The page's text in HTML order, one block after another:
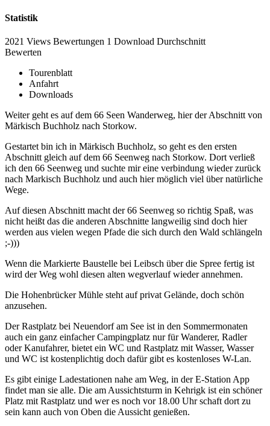
Statistik
2021 Views Bewertungen 1 Download Durchschnitt
Bewerten
Tourenblatt
Anfahrt
Downloads
Weiter geht es auf dem 66 Seen Wanderweg, hier der Abschnitt von
Märkisch Buchholz nach Storkow.
Gestartet bin ich in Märkisch Buchholz, so geht es den ersten
Abschnitt gleich auf dem 66 Seenweg nach Storkow. Dort verließ
ich den 66 Seenweg und suchte mir eine verbindung wieder zurück
nach Markisch Buchholz und auch hier möglich viel über natürliche
Wege.
Auf diesen Abschnitt macht der 66 Seenweg so richtig Spaß, was
nicht heißt das die anderen Abschnitte langweilig sind doch hier
werden aus vielen wegen Pfade die sich durch den Wald schlängeln
;-)))
Wenn die Markierte Baustelle bei Leibsch über die Spree fertig ist
wird der Weg wohl diesen alten wegverlauf wieder annehmen.
Die Hohenbrücker Mühle steht auf privat Gelände, doch schön
anzusehen.
Der Rastplatz bei Neuendorf am See ist in den Sommermonaten
auch ein ganz einfacher Campingplatz nur für Wanderer, Radler
oder Kanufahrer, bietet ein WC und Rastplatz mit Wasser, Wasser
und WC ist kostenplichtig doch dafür gibt es kostenloses W-Lan.
Es gibt einige Ladestationen nahe am Weg, in der E-Station App
findet man sie alle. Die am Aussichtsturm in Kehrigk ist ein schöner
Platz mit Rastplatz und wer es noch vor 18.00 Uhr schaft dort zu
sein kann auch von Oben die Aussicht genießen.